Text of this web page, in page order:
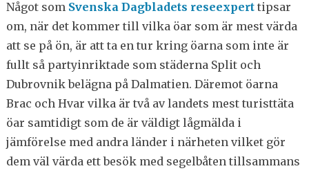
Något som Svenska Dagbladets reseexperttipsar
om, när det kommer till vilka öar som är mest värda
att se på ön, är att ta en tur kring öarna som inte är
fullt så partyinriktade som städerna Split och
Dubrovnik belägna på Dalmatien. Däremot öarna
Brac och Hvar vilka är två av landets mest turisttäta
öar samtidigt som de är väldigt lågmälda i
jämförelse med andra länder i närheten vilket gör
dem väl värda ett besök med segelbåten tillsammans